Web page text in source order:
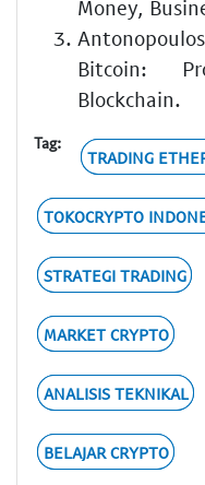
Money,
Bitcoin:
Blockchain.
Tag:
TRADING
TOKOCRYPTO
STRATEGI TRADING
MARKET CRYPTO
ANALISIS TEKNIKAL
BELAJAR CRYPTO